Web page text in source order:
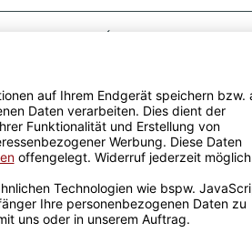
Passende Verpackungen